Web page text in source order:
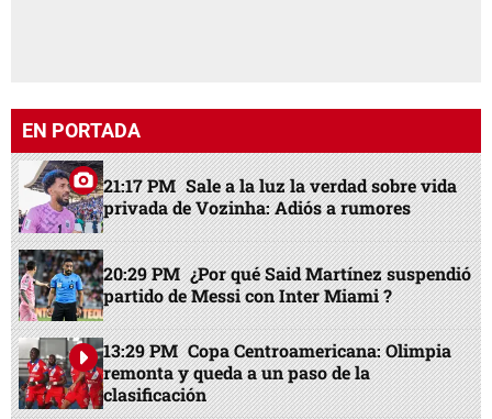
EN PORTADA
21:17 PM Sale a la luz la verdad sobre vida
privada de Vozinha: Adiós a rumores
20:29 PM ¿Por qué Said Martínez suspendió
partido de Messi con Inter Miami ?
13:29 PM Copa Centroamericana: Olimpia
remonta y queda a un paso de la
clasificación